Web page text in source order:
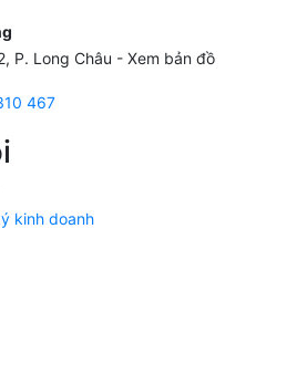
P. Long Châu - Xem bản đồ
467
kinh doanh